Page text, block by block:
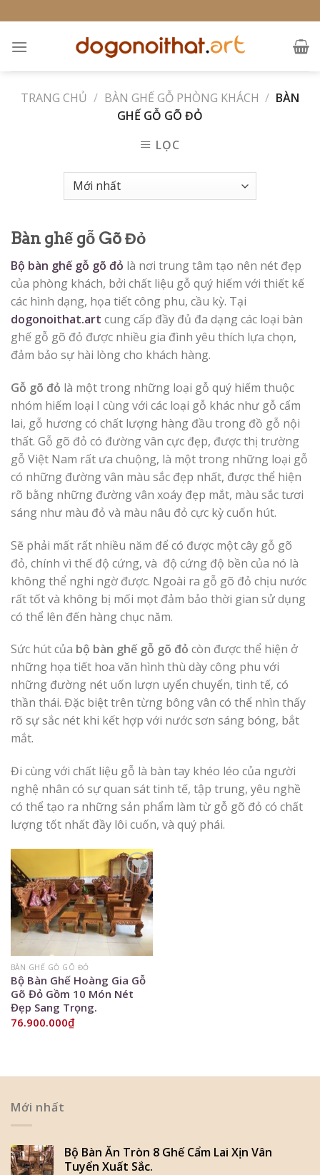
to
content
TRANG CHỦ / BÀN GHẾ GỖ PHÒNG KHÁCH / BÀN
GHẾ GỖ GÕ ĐỎ
LỌC
Bàn ghế gỗ Gõ Đỏ
Bộ bàn ghế gỗ gõ đỏ là nơi trung tâm tạo nên nét đẹp
của phòng khách, bởi chất liệu gỗ quý hiếm với thiết kế
các hình dạng, họa tiết công phu, cầu kỳ. Tại
dogonoithat.art cung cấp đầy đủ đa dạng các loại bàn
ghế gỗ gõ đỏ được nhiều gia đình yêu thích lựa chọn,
đảm bảo sự hài lòng cho khách hàng.
Gỗ gõ đỏ là một trong những loại gỗ quý hiếm thuộc
nhóm hiếm loại I cùng với các loại gỗ khác như gỗ cẩm
lai, gỗ hương có chất lượng hàng đầu trong đồ gỗ nội
thất. Gỗ gõ đỏ có đường vân cực đẹp, được thị trường
gỗ Việt Nam rất ưa chuộng, là một trong những loại gỗ
có những đường vân màu sắc đẹp nhất, được thể hiện
rõ bằng những đường vân xoáy đẹp mắt, màu sắc tươi
sáng như màu đỏ và màu nâu đỏ cực kỳ cuốn hút.
Sẽ phải mất rất nhiều năm để có được một cây gỗ gõ
đỏ, chính vì thế độ cứng, và độ cứng độ bền của nó là
không thể nghi ngờ được. Ngoài ra gỗ gõ đỏ chịu nước
rất tốt và không bị mối mọt đảm bảo thời gian sử dụng
có thể lên đến hàng chục năm.
Sức hút của bộ bàn ghế gỗ gõ đỏ còn được thể hiện ở
những họa tiết hoa văn hình thù dày công phu với
những đường nét uốn lượn uyển chuyển, tinh tế, có
thần thái. Đặc biệt trên từng bông vân có thể nhìn thấy
rõ sự sắc nét khi kết hợp với nước sơn sáng bóng, bắt
mắt.
Đi cùng với chất liệu gỗ là bàn tay khéo léo của người
nghệ nhân có sự quan sát tinh tế, tập trung, yêu nghề
có thể tạo ra những sản phẩm làm từ gỗ gõ đỏ có chất
lượng tốt nhất đầy lôi cuốn, và quý phái.
Add to
Wishlist
BÀN GHẾ GỖ GÕ ĐỎ
Bộ Bàn Ghế Hoàng Gia Gỗ
Gõ Đỏ Gồm 10 Món Nét
Đẹp Sang Trọng.
76.900.000₫
Mới nhất
Bộ Bàn Ăn Tròn 8 Ghế Cẩm Lai Xịn Vân
Tuyển Xuất Sắc.